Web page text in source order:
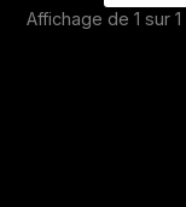
Affichage de 1 sur 1